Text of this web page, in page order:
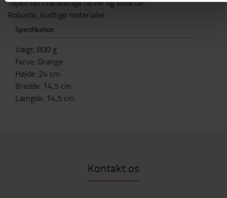
Tapen fås i forskellige farver og stilarter.
Robuste, kraftige materialer
Specifikation
Vægt: 800 g
Farve: Orange
Højde: 24 cm
Bredde: 14,5 cm
Længde: 14,5 cm
Kontakt os